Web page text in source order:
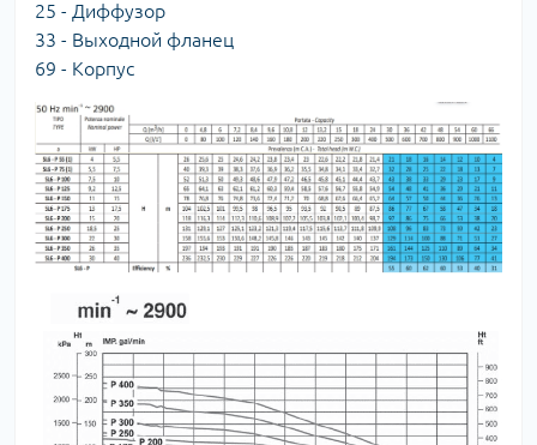
25 - Диффузор
33 - Выходной фланец
69 - Корпуc